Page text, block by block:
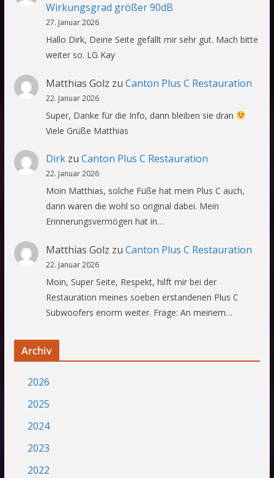
Wirkungsgrad größer 90dB
27. Januar 2026
Hallo Dirk, Deine Seite gefällt mir sehr gut. Mach bitte
weiter so. LG Kay
Matthias Golz zu Canton Plus C Restauration
22. Januar 2026
Super, Danke für die Info, dann bleiben sie dran
Viele Grüße Matthias
Dirkzu Canton Plus C Restauration
22. Januar 2026
Moin Matthias, solche Füße hat mein Plus C auch,
dann waren die wohl so original dabei. Mein
Erinnerungsvermögen hat in…
Matthias Golz zu Canton Plus C Restauration
22. Januar 2026
Moin, Super Seite, Respekt, hilft mir bei der
Restauration meines soeben erstandenen Plus C
Subwoofers enorm weiter. Frage: An meinem…
Archiv
2026
2025
2024
2023
2022